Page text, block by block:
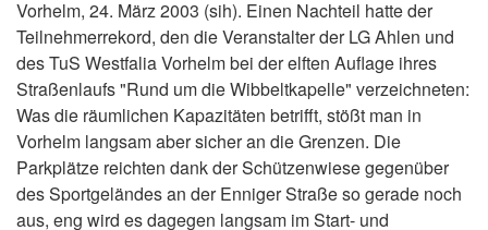
Vorhelm, 24. März 2003 (sih). Einen Nachteil hatte der
Teilnehmerrekord, den die Veranstalter der LG Ahlen und
des TuS Westfalia Vorhelm bei der elften Auflage ihres
Straßenlaufs "Rund um die Wibbeltkapelle" verzeichneten:
Was die räumlichen Kapazitäten betrifft, stößt man in
Vorhelm langsam aber sicher an die Grenzen. Die
Parkplätze reichten dank der Schützenwiese gegenüber
des Sportgeländes an der Enniger Straße so gerade noch
aus, eng wird es dagegen langsam im Start- und